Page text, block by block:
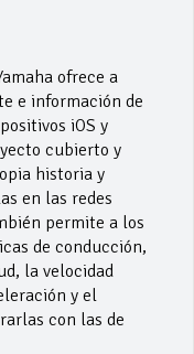
ofrece a
e información de
iOS y
cubierto y
historia y
en las redes
permite a los
de conducción,
la velocidad
y el
con las de